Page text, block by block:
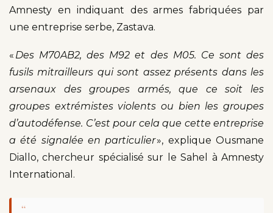
Amnesty en indiquant des armes fabriquées par
une entreprise serbe, Zastava.
« Des M70AB2, des M92 et des M05. Ce sont des
fusils mitrailleurs qui sont assez présents dans les
arsenaux des groupes armés, que ce soit les
groupes extrémistes violents ou bien les groupes
d’autodéfense. C’est pour cela que cette entreprise
a été signalée en particulier», explique Ousmane
Diallo, chercheur spécialisé sur le Sahel à Amnesty
International.
“